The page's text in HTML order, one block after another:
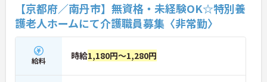
【京都府／南丹市】無資格・未経験OK☆特別養
護老人ホームにて介護職員募集〈非常勤〉
給料 時給1,180円～1,280円